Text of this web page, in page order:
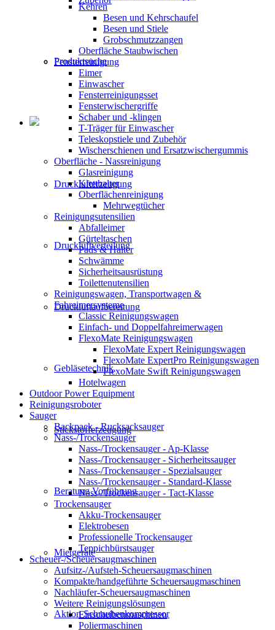
Produktsuche
Drucklufterzeugung
Druckluftverteilung
Druckluftaufbereitung
Gebläsetechnik
Stickstofferzeugung
Beratung Vorführung
Mietgeräte
Aktion Schraubenkompressor
Kehren
Besen und Kehrschaufel
Besen und Stiele
Grobschmutzzangen
Oberfläche Staubwischen
Fensterreinigung
Eimer
Einwascher
Fensterreinigungsset
Fensterwischergriffe
Schaber und -klingen
T-Träger für Einwascher
Teleskopstiele und Zubehör
Wischerschienen und Ersatzwischergummis
Oberfläche - Nassreinigung
Glasreinigung
Kletthalter
Oberflächenreinigung
Mehrwegtücher
Reinigungsutensilien
Abfalleimer
Gürteltaschen
Pads & Halter
Schwämme
Sicherheitsausrüstung
Toilettenutensilien
Reinigungswagen, Transportwagen &
Fahreimersysteme
Classic Reinigungswagen
Einfach- und Doppelfahreimerwagen
FlexoMate Reinigungswagen
FlexoMate Expert Reinigungswagen
FlexoMate ExpertPro Reinigungswagen
FlexoMate Swift Reinigungswagen
Hotelwagen
Outdoor Power Equipment
Reinigungsroboter
Sauger
Backpack - Rucksacksauger
Nass-/Trockensauger
Nass-/Trockensauger - Ap-Klasse
Nass-/Trockensauger - Sicherheitssauger
Nass-/Trockensauger - Spezialsauger
Nass-/Trockensauger - Standard-Klasse
Nass-/Trockensauger - Tact-Klasse
Trockensauger
Akku-Trockensauger
Elektrobesen
Professionelle Trockensauger
Teppichbürstsauger
Scheuer-/Scheuersaugmaschinen
Aufsitz-/Aufsteh-Scheuersaugmaschinen
Kompakte/handgeführte Scheuersaugmaschinen
Nachläufer-Scheuersaugmaschinen
Weitere Reinigungslösungen
Einscheibenmaschinen
Poliermaschinen